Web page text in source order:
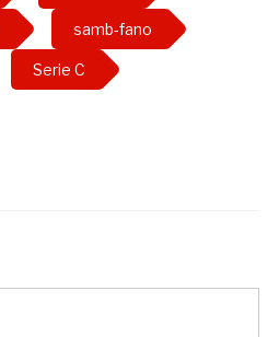
samb-fano
Serie C